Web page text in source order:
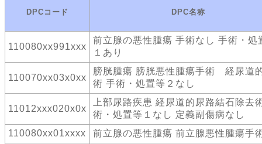
DPCコード DPC名称
110080xx991xxx
前立腺の悪性腫瘍 手術なし 手術・処
１あり
110070xx03x0xx
膀胱腫瘍 膀胱悪性腫瘍手術 経尿道
術 手術・処置等２なし
11012xxx020x0x
上部尿路疾患 経尿道的尿路結石除去
術・処置等１なし 定義副傷病なし
110080xx01xxxx
前立腺の悪性腫瘍 前立腺悪性腫瘍手